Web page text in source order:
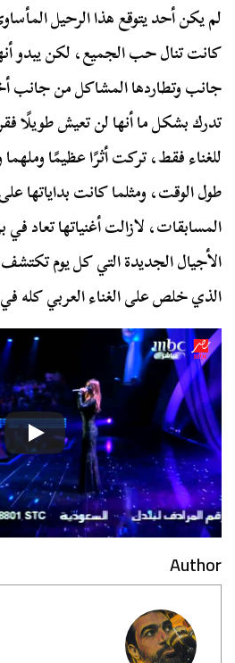
لم يكن أحد يتوقع هذا الرحيل
كانت تنال حب الجميع، لكن يبدو
جانب وتطاردها المشاكل من جانب
تدرك بشكل ما أنها لن تعيش طويلًا
للغناء فقط، تركت أثرًا عظيمًا
طول الوقت، ومثلما كانت بداياتها
المسابقات، لازالت أغنياتها تعاد
الأجيال الجديدة التي كل يوم
الذي خلص على الغناء العربي كله
Author